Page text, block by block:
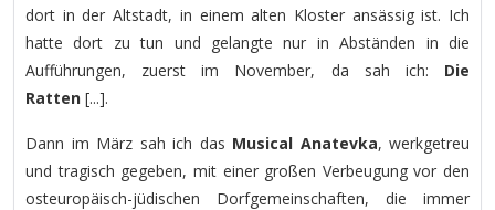
dort in der Altstadt, in einem alten Kloster ansässig ist. Ich
hatte dort zu tun und gelangte nur in Abständen in die
Aufführungen, zuerst im November, da sah ich: Die
Ratten [...].
Dann im März sah ich das Musical Anatevka, werkgetreu
und tragisch gegeben, mit einer großen Verbeugung vor den
osteuropäisch-jüdischen Dorfgemeinschaften, die immer